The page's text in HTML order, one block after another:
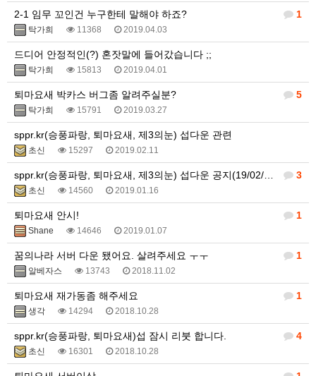
1
2-1 임무 꼬인건 누구한테 말해야 하죠?
탁가희 11368 2019.04.03
드디어 안정적인(?) 혼잣말에 들어갔습니다 ;;
탁가희 15813 2019.04.01
5
퇴마요새 박카스 버그좀 알려주실분?
탁가희 15791 2019.03.27
sppr.kr(승풍파랑, 퇴마요새, 제3의눈) 섭다운 관련
초신 15297 2019.02.11
3
sppr.kr(승풍파랑, 퇴마요새, 제3의눈) 섭다운 공지(19/02/09)
초신 14560 2019.01.16
1
퇴마요새 안시!
Shane 14646 2019.01.07
1
꿈의나라 서버 다운 됐어요. 살려주세요 ㅜㅜ
알베자스 13743 2018.11.02
1
퇴마요새 재가동좀 해주세요
생각 14294 2018.10.28
4
sppr.kr(승풍파랑, 퇴마요새)섭 잠시 리붓 합니다.
초신 16301 2018.10.28